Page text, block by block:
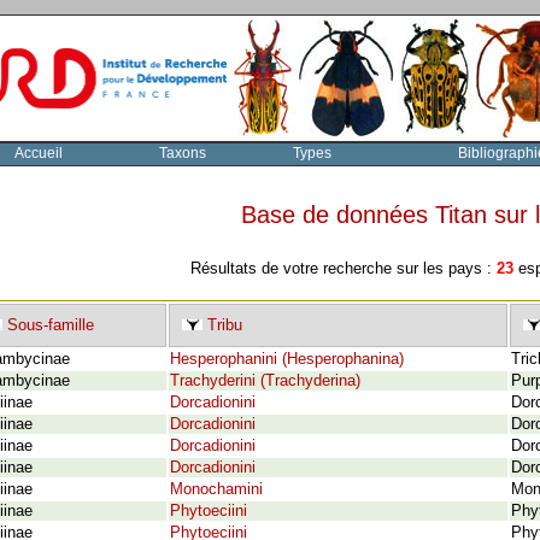
Accueil Taxons Types
Base de données Titan
Résultats de votre recherche sur les pays : 23
Sous-famille
Tribu
Hesperophanini (Hesperophanina)
Trachyderini (Trachyderina)
Dorcadionini
Dorcadionini
Dorcadionini
Dorcadionini
Monochamini
Phytoeciini
Phytoeciini